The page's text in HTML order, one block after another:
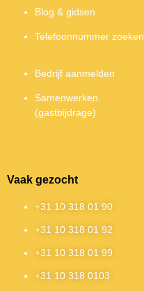
Blog & gidsen
Telefoonnummer zoeken
Bedrijf aanmelden
Samenwerken
(gastbijdrage)
Vaak gezocht
+31 10 318 01 90
+31 10 318 01 92
+31 10 318 01 99
+31 10 318 0103